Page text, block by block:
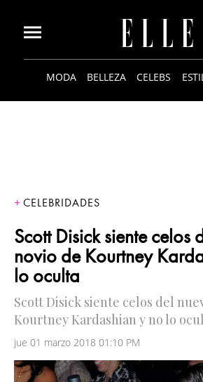
MODA BELLEZA CELEBS
CELEBRIDADES
Scott Disick siente celos
novio de Kourtney
lo oculta
Scott Disick siente celos del
Kourtney Kardashian y no lo
jue 01 marzo 2018 01:10 PM